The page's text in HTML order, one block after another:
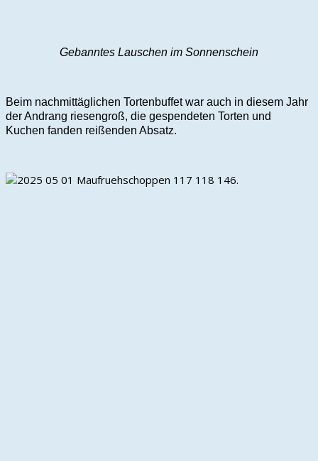
Gebanntes Lauschen im Sonnenschein
Beim nachmittäglichen Tortenbuffet war auch in diesem Jahr
der Andrang riesengroß, die gespendeten Torten und
Kuchen fanden reißenden Absatz.